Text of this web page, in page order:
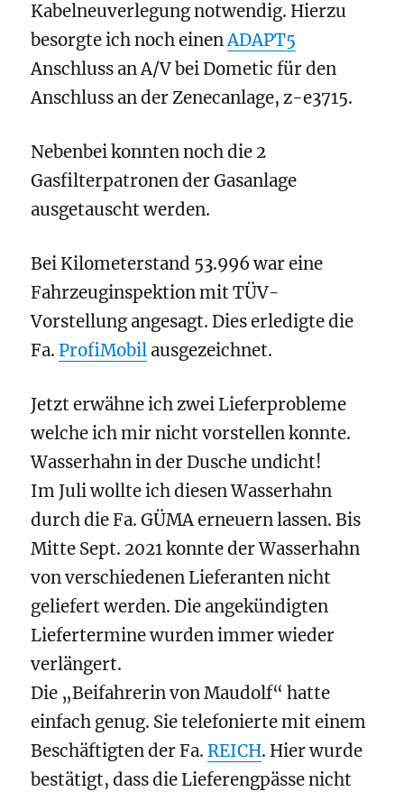
Kabelneuverlegung notwendig. Hierzu
besorgte ich noch einenADAPT5
Anschluss an A/V bei Dometic für den
Anschluss an der Zenecanlage, z-e3715.
Nebenbei konnten noch die 2
Gasfilterpatronen der Gasanlage
ausgetauscht werden.
Bei Kilometerstand 53.996 war eine
Fahrzeuginspektion mit TÜV-
Vorstellung angesagt. Dies erledigte die
Fa.ProfiMobilausgezeichnet.
Jetzt erwähne ich zwei Lieferprobleme
welche ich mir nicht vorstellen konnte.
Wasserhahn in der Dusche undicht!
Im Juli wollte ich diesen Wasserhahn
durch die Fa. GÜMA erneuern lassen. Bis
Mitte Sept. 2021 konnte der Wasserhahn
von verschiedenen Lieferanten nicht
geliefert werden. Die angekündigten
Liefertermine wurden immer wieder
verlängert.
Die „Beifahrerin von Maudolf“ hatte
einfach genug. Sie telefonierte mit einem
Beschäftigten der Fa.REICH. Hier wurde
bestätigt, dass die Lieferengpässe nicht